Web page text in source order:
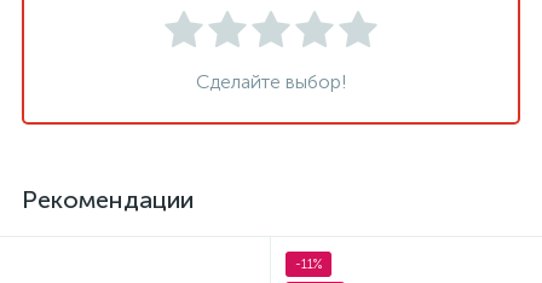
Сделайте выбор!
Рекомендации
-11%